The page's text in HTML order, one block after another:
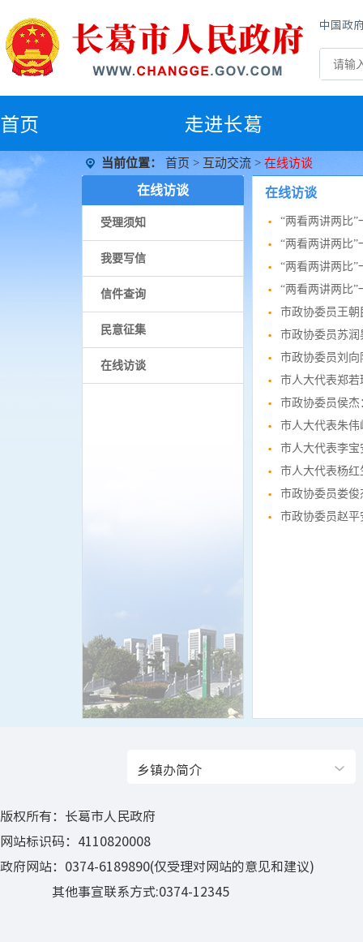
中国政
首页 走进长葛
当前位置： 首页 > 互动交流 > 在线访谈
在线访谈
受理须知
我要写信
信件查询
民意征集
在线访谈
在线访谈
“两看两讲两比
“两看两讲两比
“两看两讲两比
“两看两讲两比
市政协委员王朝
市政协委员苏
市政协委员刘
市人大代表郑
市政协委员侯
市人大代表朱
市人大代表李
市人大代表杨
市政协委员娄
市政协委员赵
乡镇办简介
版权所有：长葛市人民政府
网站标识码：4110820008
政府网站：0374-6189890(仅受理对网站的意见和建议)
其他事宣联系方式:0374-12345